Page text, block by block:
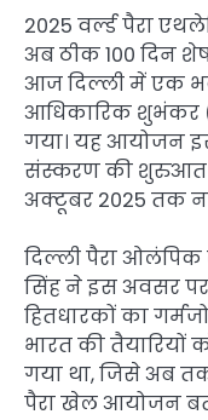
2025 वर्ल्ड पैरा
अब ठीक 100 दिन
आज दिल्ली में एक
आधिकारिक शुभंकर
गया। यह आयोजन
संस्करण की शुरुआत
अक्टूबर 2025 तक
दिल्ली पैरा ओलंपिक
सिंह ने इस अवसर
हितधारकों का
भारत की तैयारियों
गया था, जिसे अब
पैरा खेल आयोजन